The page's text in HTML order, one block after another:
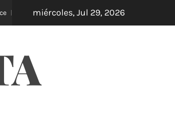
Oveja Negra: el unipersonal que se ríe de los
miércoles, Jul 29, 2026